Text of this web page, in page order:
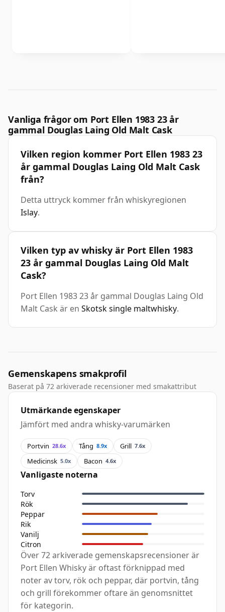
Vanliga frågor om Port Ellen 1983 23 år
gammal Douglas Laing Old Malt Cask
Vilken region kommer Port Ellen 1983 23
år gammal Douglas Laing Old Malt Cask
från?
Detta uttryck kommer från whiskyregionen
Islay.
Vilken typ av whisky är Port Ellen 1983
23 år gammal Douglas Laing Old Malt
Cask?
Port Ellen 1983 23 år gammal Douglas Laing Old
Malt Cask är en Skotsk single maltwhisky.
Gemenskapens smakprofil
Baserat på 72 arkiverade recensioner med smakattribut
Utmärkande egenskaper
Jämfört med andra whisky-varumärken
Portvin 28.6x Tång 8.9x Grill 7.6x
Medicinsk 5.0x Bacon 4.6x
Vanligaste noterna
Torv
Rök
Peppar
Rik
Vanilj
Citron
Över 72 arkiverade gemenskapsrecensioner är
Port Ellen Whisky är oftast förknippad med
noter av torv, rök och peppar, där portvin, tång
och grill förekommer oftare än genomsnittet
för kategorin.